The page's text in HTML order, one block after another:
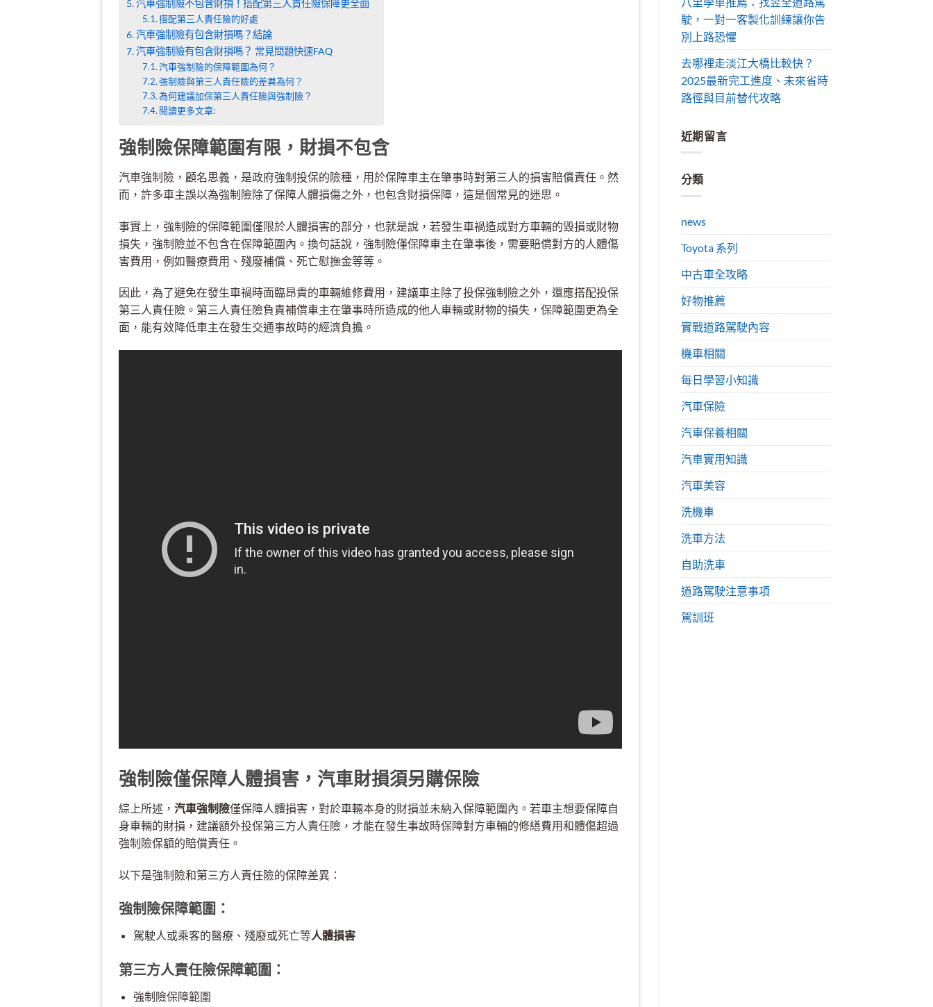
汽車強制險不包含財損！搭配第三人責任險保障更全面
搭配第三人責任險的好處
汽車強制險有包含財損嗎？結論
汽車強制險有包含財損嗎？ 常見問題快速FAQ
汽車強制險的保障範圍為何？
強制險與第三人責任險的差異為何？
為何建議加保第三人責任險與強制險？
閱讀更多文章:
強制險保障範圍有限，財損不包含
汽車強制險，顧名思義，是政府強制投保的險種，用於保障車主在肇事時對第三人的損害賠償責任。然
而，許多車主誤以為強制險除了保障人體損傷之外，也包含財損保障，這是個常見的迷思。
事實上，強制險的保障範圍僅限於人體損害的部分，也就是說，若發生車禍造成對方車輛的毀損或財物
損失，強制險並不包含在保障範圍內。換句話說，強制險僅保障車主在肇事後，需要賠償對方的人體傷
害費用，例如醫療費用、殘廢補償、死亡慰撫金等等。
因此，為了避免在發生車禍時面臨昂貴的車輛維修費用，建議車主除了投保強制險之外，還應搭配投保
第三人責任險。第三人責任險負責補償車主在肇事時所造成的他人車輛或財物的損失，保障範圍更為全
面，能有效降低車主在發生交通事故時的經濟負擔。
強制險僅保障人體損害，汽車財損須另購保險
綜上所述， 汽車強制險僅保障人體損害，對於車輛本身的財損並未納入保障範圍內。若車主想要保障自
身車輛的財損，建議額外投保第三方人責任險，才能在發生事故時保障對方車輛的修繕費用和體傷超過
強制險保額的賠償責任。
以下是強制險和第三方人責任險的保障差異：
強制險保障範圍：
駕駛人或乘客的醫療、殘廢或死亡等人體損害
第三方人責任險保障範圍：
強制險保障範圍
駛，一對一客製化訓練讓你告
別上路恐懼
去哪裡走淡江大橋比較快？
2025最新完工進度、未來省時
路徑與目前替代攻略
近期留言
分類
news
Toyota 系列
中古車全攻略
好物推薦
實戰道路駕駛內容
機車相關
每日學習小知識
汽車保險
汽車保養相關
汽車實用知識
汽車美容
洗機車
洗車方法
自助洗車
道路駕駛注意事項
駕訓班